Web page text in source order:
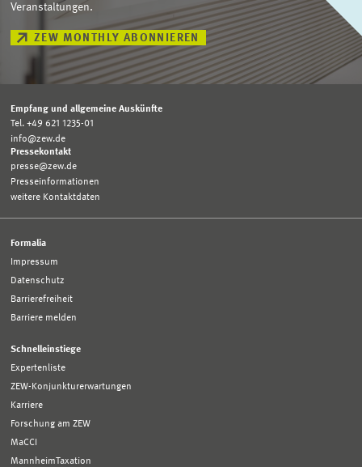
Veranstaltungen.
ZEW MONTHLY ABONNIEREN
Empfang und allgemeine Auskünfte
Tel. +49 621 1235-01
info@zew.de
Pressekontakt
presse@zew.de
Presseinformationen
weitere Kontaktdaten
Formalia
Impressum
Datenschutz
Barrierefreiheit
Barriere melden
Schnelleinstiege
Expertenliste
ZEW-Konjunkturerwartungen
Karriere
Forschung am ZEW
MaCCI
MannheimTaxation